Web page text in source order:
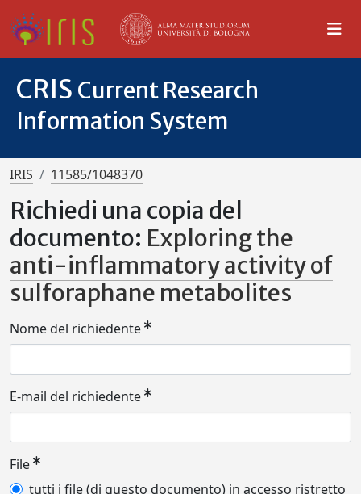
CRIS Current Research
Information System
IRIS 11585/1048370
Richiedi una copia del
documento: Exploring the
anti-inflammatory activity of
sulforaphane metabolites
Nome del richiedente
E-mail del richiedente
File
tutti i file (di questo documento) in accesso ristretto